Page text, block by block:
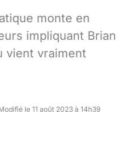
monte en
impliquant Brian
vient vraiment
le 11 août 2023 à 14h39